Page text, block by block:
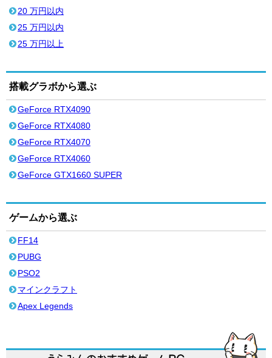
20 万円以内
25 万円以内
25 万円以上
搭載グラボから選ぶ
GeForce RTX4090
GeForce RTX4080
GeForce RTX4070
GeForce RTX4060
GeForce GTX1660 SUPER
ゲームから選ぶ
FF14
PUBG
PSO2
マインクラフト
Apex Legends